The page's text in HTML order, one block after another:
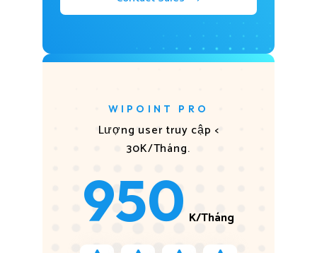
WIPOINT PRO
Lượng user truy cập <
30K/Tháng.
950 K/Tháng